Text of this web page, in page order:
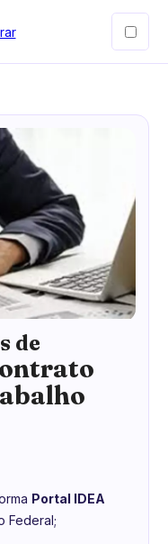
de
Portal IDEA
Federal;